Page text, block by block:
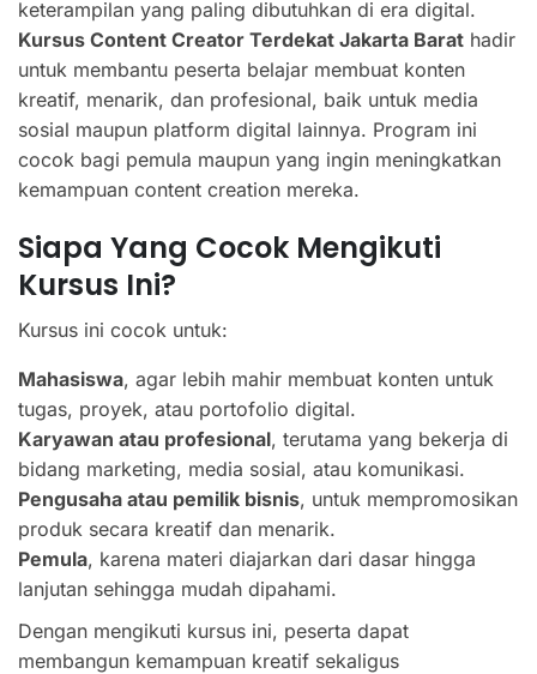
keterampilan yang paling dibutuhkan di era digital.
Kursus Content Creator Terdekat Jakarta Barat hadir
untuk membantu peserta belajar membuat konten
kreatif, menarik, dan profesional, baik untuk media
sosial maupun platform digital lainnya. Program ini
cocok bagi pemula maupun yang ingin meningkatkan
kemampuan content creation mereka.
Siapa Yang Cocok Mengikuti
Kursus Ini?
Kursus ini cocok untuk:
Mahasiswa, agar lebih mahir membuat konten untuk
tugas, proyek, atau portofolio digital.
Karyawan atau profesional, terutama yang bekerja di
bidang marketing, media sosial, atau komunikasi.
Pengusaha atau pemilik bisnis, untuk mempromosikan
produk secara kreatif dan menarik.
Pemula, karena materi diajarkan dari dasar hingga
lanjutan sehingga mudah dipahami.
Dengan mengikuti kursus ini, peserta dapat
membangun kemampuan kreatif sekaligus